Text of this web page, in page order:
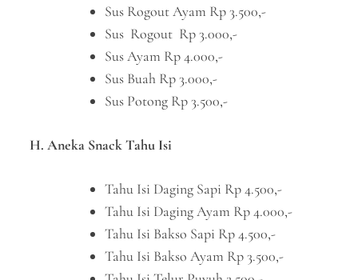
Sus Rogout Ayam Rp 3.500,-
Sus Rogout Rp 3.000,-
Sus Ayam Rp 4.000,-
Sus Buah Rp 3.000,-
Sus Potong Rp 3.500,-
H. Aneka Snack Tahu Isi
Tahu Isi Daging Sapi Rp 4.500,-
Tahu Isi Daging Ayam Rp 4.000,-
Tahu Isi Bakso Sapi Rp 4.500,-
Tahu Isi Bakso Ayam Rp 3.500,-